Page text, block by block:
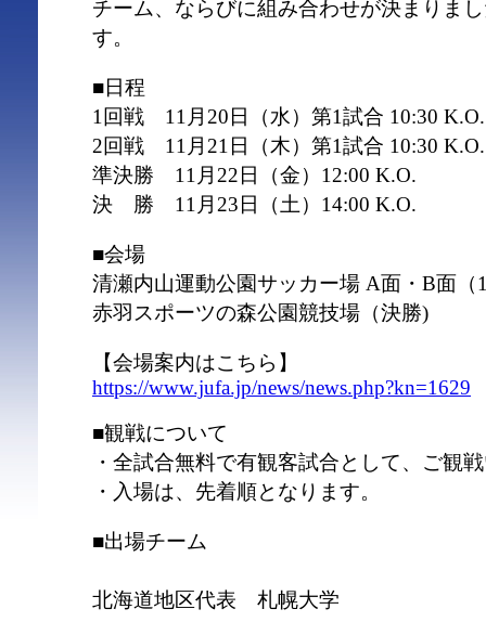
チーム、ならびに組み合わせが決まりま
す。
■日程
1回戦 11月20日（水）第1試合 10:30
2回戦 11月21日（木）第1試合 10:30
準決勝 11月22日（金）12:00 K.O.
決 勝 11月23日（土）14:00 K.O.
■会場
清瀬内山運動公園サッカー場 A面・B面（
赤羽スポーツの森公園競技場（決勝)
【会場案内はこちら】
https://www.jufa.jp/news/news.php?kn=1629
■観戦について
・全試合無料で有観客試合として、ご観
・入場は、先着順となります。
■出場チーム
北海道地区代表 札幌大学